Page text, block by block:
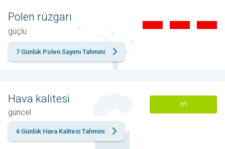
Polen rüzgarı
güçlü
7 Günlük Polen Sayımı Tahmini
Hava kalitesi
güncel
IYI
6 Günlük Hava Kalitesi Tahmini